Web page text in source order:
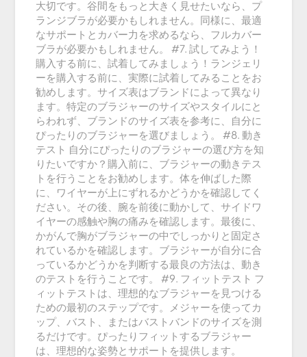
大切です。谷間をもっと大きく見せたいなら、プ
ランジブラが必要かもしれません。同様に、最適
なサポートとカバー力を求めるなら、フルカバー
ブラが必要かもしれません。 #7. 試してみよう！
購入する前に、試着してみましょう！ランジェリ
ーを購入する前に、実際に試着してみることをお
勧めします。サイズ表はブランドによって異なり
ます。特定のブラジャーのサイズやスタイルにと
らわれず、ブランドのサイズ表を参考に、自分に
ぴったりのブラジャーを選びましょう。 #8. 動き
テスト 自分にぴったりのブラジャーの選び方を知
りたいですか？購入前に、ブラジャーの動きテス
トを行うことをお勧めします。体を伸ばした際
に、ワイヤーが上にずれるかどうかを確認してく
ださい。その後、腕を前後に動かして、サイドワ
イヤーの感触や胸の痛みを確認します。最後に、
かがんで胸がブラジャーの中でしっかりと固定さ
れているかを確認します。ブラジャーが自分に合
っているかどうかを判断する最良の方法は、動き
のテストを行うことです。 #9. フィットテスト フ
ィットテストは、理想的なブラジャーを見つける
ための最初のステップです。メジャーを使ってカ
ップ、バスト、またはバストバンドのサイズを測
るだけです。ぴったりフィットするブラジャー
は、理想的な姿勢とサポートを提供します。